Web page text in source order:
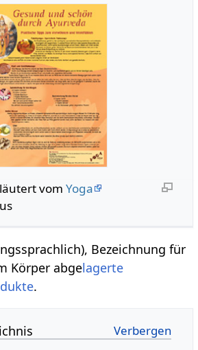
vom Yoga
Bezeichnung für
Körper abgelagerte
.